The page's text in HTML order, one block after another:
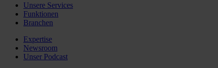
Unsere Services
Funktionen
Branchen
Expertise
Newsroom
Unser Podcast